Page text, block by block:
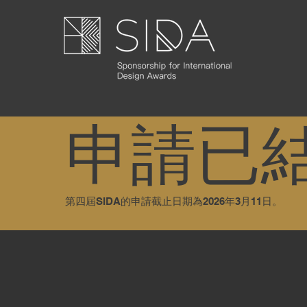
申請已
第四屆SIDA的申請截止日期為2026年3月11日。